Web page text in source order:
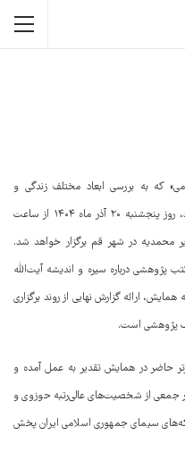
که به بررسی ابعاد مختلف زندگی و
اندیشه‌های مرحوم آیت‌الله یزدی(ره) اختصاص دارد، روز پنجشنبه ۲۰ آذر ماه ۱۴۰۴ از ساعت
مدیر محمدیه در شهر قم برگزار خواهد شد.
پژوهشی درباره سیره و اندیشه آیت‌الله
ارائه گزارش نهایی از روند برگزاری
پژوهشی است.
حاضر در همایش تقدیر به عمل آمده و
جمعی از شخصیت‌های عالی‌رتبه حوزوی و
سیمای جمهوری اسلامی ایران پخش